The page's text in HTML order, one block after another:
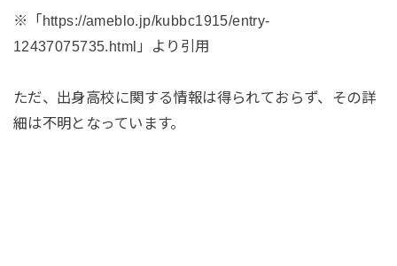
※「https://ameblo.jp/kubbc1915/entry-
12437075735.html」より引用
ただ、出身高校に関する情報は得られておらず、その詳
細は不明となっています。